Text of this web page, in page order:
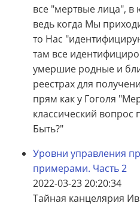
все "мертвые лица", в
ведь когда Мы
то Нас
там все
умершие родные и
реестрах для
прям как у Гоголя
классический вопрос
Быть?"
Уровни управления
примерами. Часть 2
2022-03-23 20:20:34
Тайная канцелярия